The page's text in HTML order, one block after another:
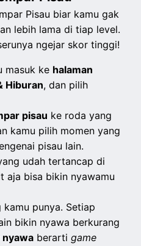
Pisau biar kamu gak
lebih lama di tiap level.
ngejar skor tinggi!
masuk ke halaman
Hiburan, dan pilih
pisau ke roda yang
kamu pilih momen yang
pisau lain.
udah tertancap di
aja bisa bikin nyawamu
punya. Setiap
bikin nyawa berkurang
nyawa berartigame